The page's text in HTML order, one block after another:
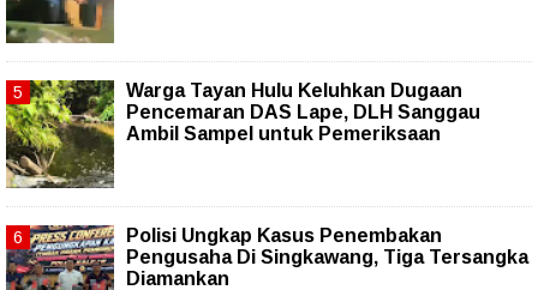
Warga Tayan Hulu Keluhkan Dugaan
Pencemaran DAS Lape, DLH Sanggau
Ambil Sampel untuk Pemeriksaan
Polisi Ungkap Kasus Penembakan
Pengusaha Di Singkawang, Tiga Tersangka
Diamankan